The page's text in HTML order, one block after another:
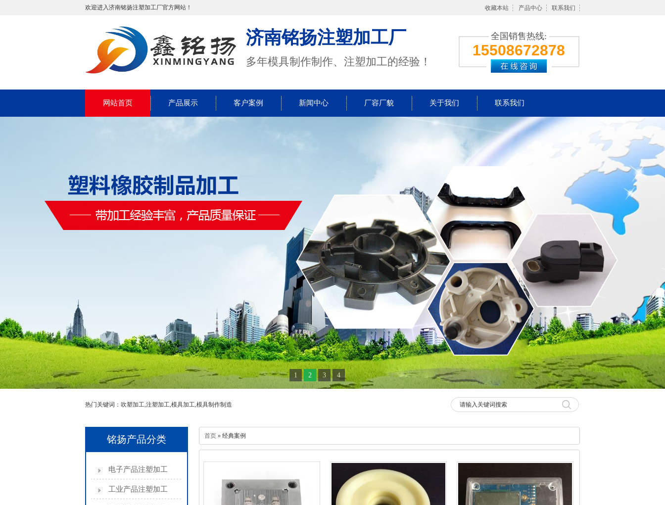
收藏本站 产品中心 联系我们
欢迎进入济南铭扬注塑加工厂官方网站！
济南铭扬注塑加工厂
多年模具制作制作、注塑加工的经验！
全国销售热线:
15508672878
网站首页 产品展示 客户案例 新闻中心 厂容厂貌 关于我们 联系我们
1 2 3 4
热门关键词：吹塑加工,注塑加工,模具加工,模具制作制造
铭扬产品分类
电子产品注塑加工
工业产品注塑加工
首页 » 经典案例